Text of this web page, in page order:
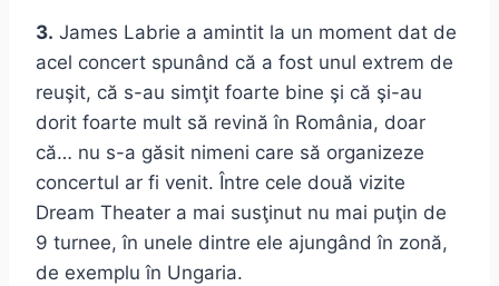
3. James Labrie a amintit la un moment dat de
acel concert spunând că a fost unul extrem de
reuşit, că s-au simţit foarte bine şi că şi-au
dorit foarte mult să revină în România, doar
că… nu s-a găsit nimeni care să organizeze
concertul ar fi venit. Între cele două vizite
Dream Theater a mai susţinut nu mai puţin de
9 turnee, în unele dintre ele ajungând în zonă,
de exemplu în Ungaria.